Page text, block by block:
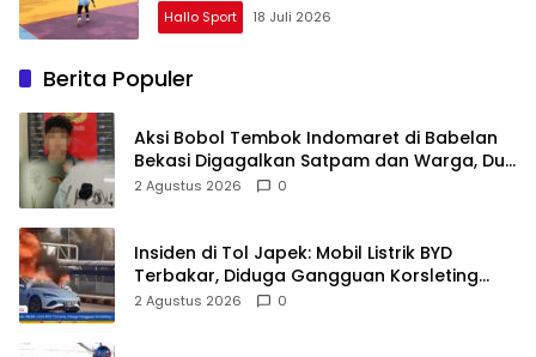
Hallo Sport 18 Juli 2026
Berita Populer
Aksi Bobol Tembok Indomaret di Babelan
Bekasi Digagalkan Satpam dan Warga, Dua
Pelaku Diamankan
2 Agustus 2026 0
Insiden di Tol Japek: Mobil Listrik BYD
Terbakar, Diduga Gangguan Korsleting
Listrik
2 Agustus 2026 0